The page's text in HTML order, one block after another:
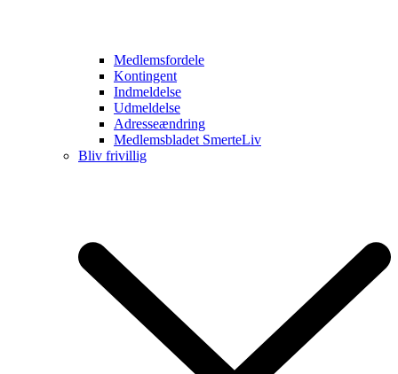
Medlemsfordele
Kontingent
Indmeldelse
Udmeldelse
Adresseændring
Medlemsbladet SmerteLiv
Bliv frivillig